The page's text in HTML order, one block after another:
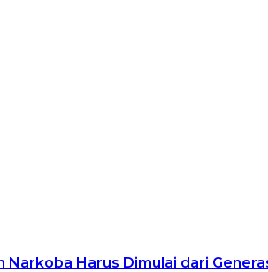
Narkoba Harus Dimulai dari